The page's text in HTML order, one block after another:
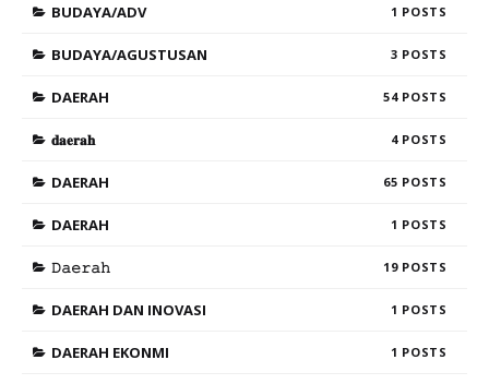
BUDAYA/ADV 1
BUDAYA/AGUSTUSAN 3
DAERAH 54
𝐝𝐚𝐞𝐫𝐚𝐡 4
DAERAH 65
DAERAH 1
𝙳𝚊𝚎𝚛𝚊𝚑 19
DAERAH DAN INOVASI 1
DAERAH EKONMI 1